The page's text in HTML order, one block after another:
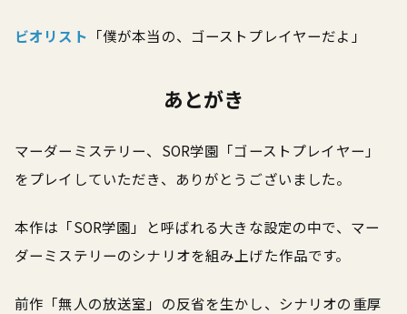
ビオリスト 「僕が本当の、ゴーストプレイヤーだよ」
あとがき
マーダーミステリー、SOR学園「ゴーストプレイヤー」
をプレイしていただき、ありがとうございました。
本作は「SOR学園」と呼ばれる大きな設定の中で、マー
ダーミステリーのシナリオを組み上げた作品です。
前作「無人の放送室」の反省を生かし、シナリオの重厚